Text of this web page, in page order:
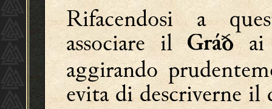
Rifacendosi a
associare ilGráðai
aggirando
evita di descriverne il